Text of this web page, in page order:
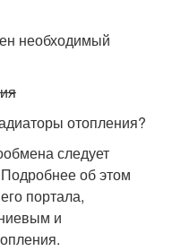
необходимый
отопления?
следует
об этом
портала,
и